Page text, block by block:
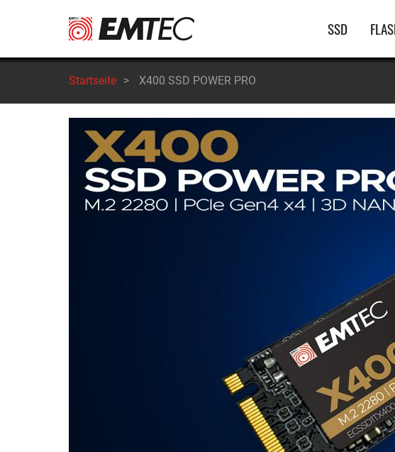
SSD
Startseite > X400 SSD POWER PRO